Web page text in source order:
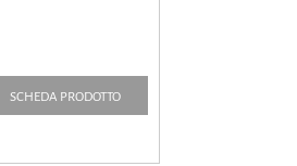
SCHEDA PRODOTTO